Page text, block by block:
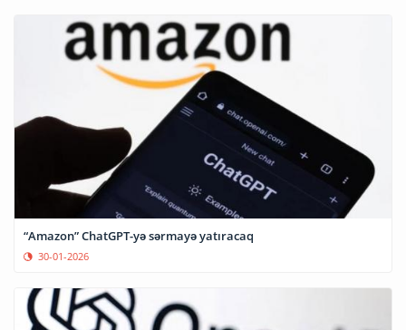
“Amazon” ChatGPT-yə sərmayə yatıracaq
30-01-2026